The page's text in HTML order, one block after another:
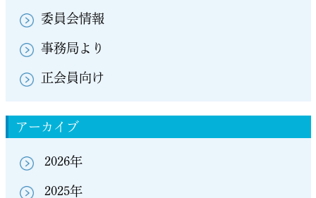
委員会情報
事務局より
正会員向け
アーカイブ
2026年
2025年